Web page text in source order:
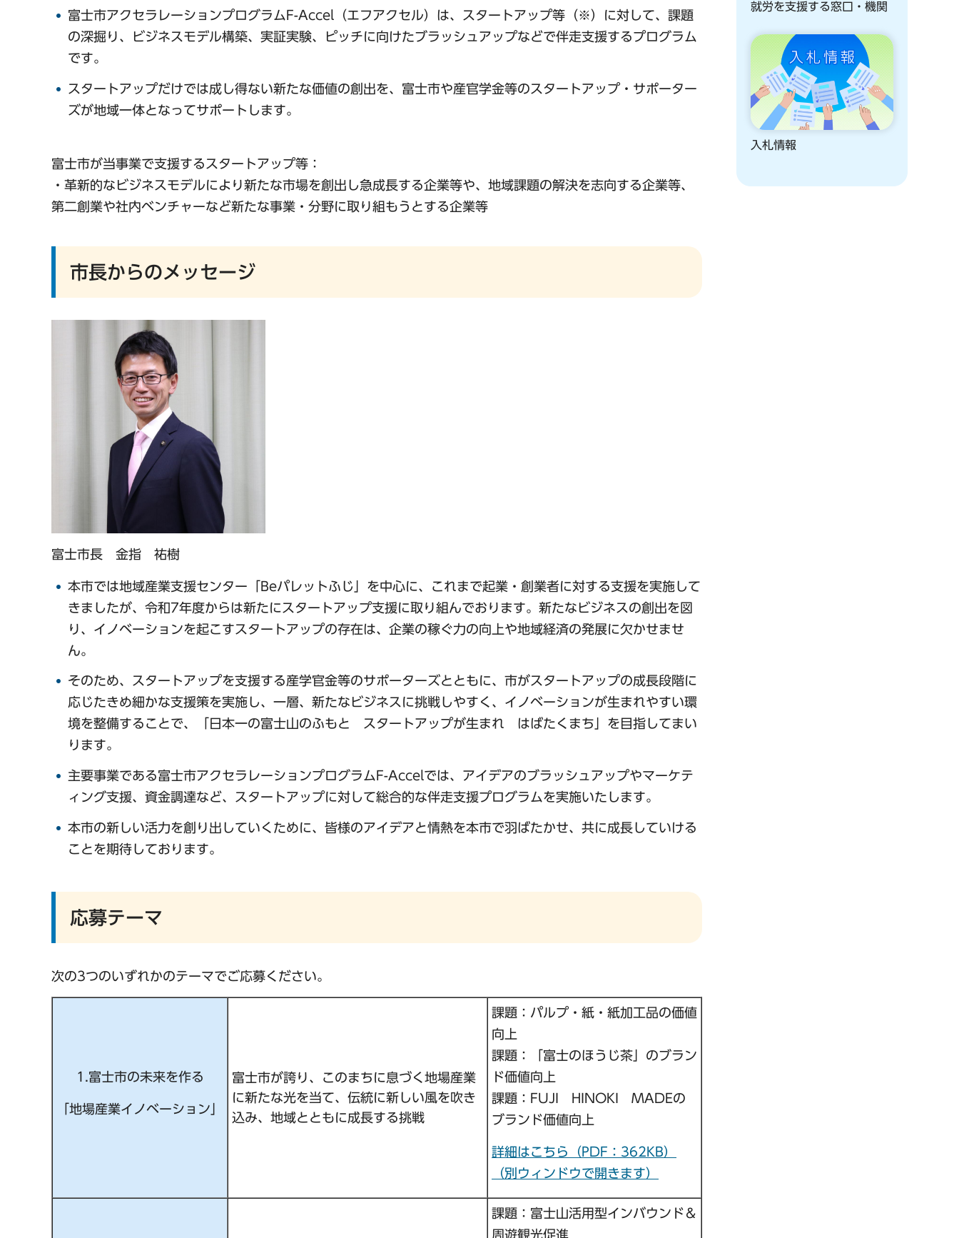
富士市アクセラレーションプログラムF-Accel（エフアクセル）は、スタートアップ等（※）に対して、課題
の深掘り、ビジネスモデル構築、実証実験、ピッチに向けたブラッシュアップなどで伴走支援するプログラム
です。
スタートアップだけでは成し得ない新たな価値の創出を、富士市や産官学金等のスタートアップ・サポーター
ズが地域一体となってサポートします。
富士市が当事業で支援するスタートアップ等：
・革新的なビジネスモデルにより新たな市場を創出し急成長する企業等や、地域課題の解決を志向する企業等、
第二創業や社内ベンチャーなど新たな事業・分野に取り組もうとする企業等
市長からのメッセージ
富士市長 金指 祐樹
本市では地域産業支援センター「Beパレットふじ」を中心に、これまで起業・創業者に対する支援を実施して
きましたが、令和7年度からは新たにスタートアップ支援に取り組んでおります。新たなビジネスの創出を図
り、イノベーションを起こすスタートアップの存在は、企業の稼ぐ力の向上や地域経済の発展に欠かせませ
ん。
そのため、スタートアップを支援する産学官金等のサポーターズとともに、市がスタートアップの成長段階に
応じたきめ細かな支援策を実施し、一層、新たなビジネスに挑戦しやすく、イノベーションが生まれやすい環
境を整備することで、「日本一の富士山のふもと スタートアップが生まれ はばたくまち」を目指してまい
ります。
主要事業である富士市アクセラレーションプログラムF-Accelでは、アイデアのブラッシュアップやマーケテ
ィング支援、資金調達など、スタートアップに対して総合的な伴走支援プログラムを実施いたします。
本市の新しい活力を創り出していくために、皆様のアイデアと情熱を本市で羽ばたかせ、共に成長していける
ことを期待しております。
応募テーマ
次の3つのいずれかのテーマでご応募ください。
1.富士市の未来を作る
「地場産業イノベーション」
富士市が誇り、このまちに息づく地場産業
に新たな光を当て、伝統に新しい風を吹き
込み、地域とともに成長する挑戦
課題：パルプ・紙・紙加工品の価値
向上
課題：「富士のほうじ茶」のブラン
ド価値向上
課題：FUJI HINOKI MADEの
ブランド価値向上
詳細はこちら（PDF：362KB）
（別ウィンドウで開きます）
課題：富士山活用型インバウンド＆
周遊観光促進
就労を支援する窓口・機関
入札情報